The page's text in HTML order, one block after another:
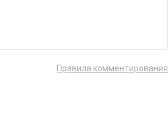
Правила комментирования